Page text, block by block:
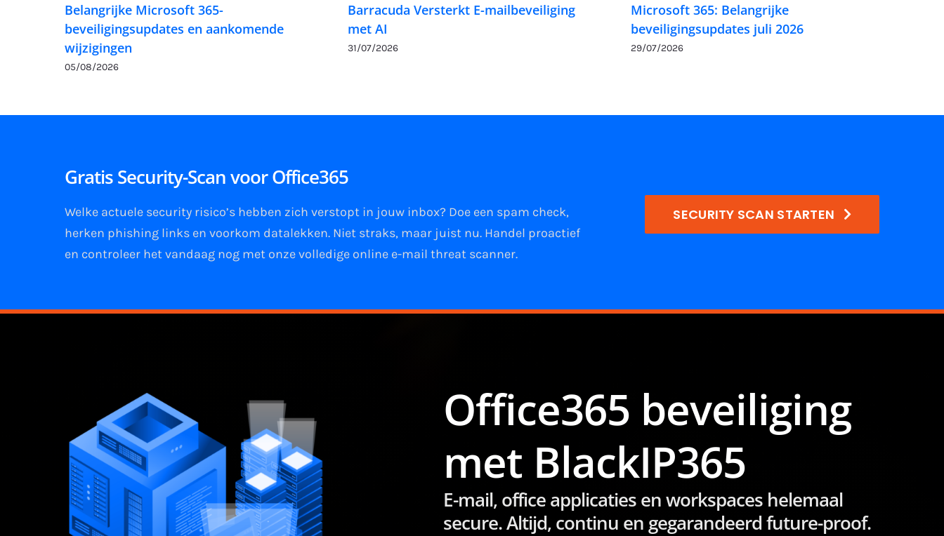
Belangrijke Microsoft 365-
beveiligingsupdates en aankomende
wijzigingen
05/08/2026
Barracuda Versterkt E-mailbeveiliging
met AI
31/07/2026
Microsoft 365: Belangrijke
beveiligingsupdates juli 2026
29/07/2026
Gratis Security-Scan voor Office365
Welke actuele security risico’s hebben zich verstopt in jouw inbox? Doe een spam check,
herken phishing linksen voorkom datalekken. Niet straks, maar juist nu. Handel proactief
en controleer het vandaag nog met onze volledige online e-mail threat scanner.
SECURITY SCAN STARTEN
Office365 beveiliging
met BlackIP365
E-mail, office applicaties en workspaces helemaal
secure. Altijd, continu en gegarandeerd future-proof.